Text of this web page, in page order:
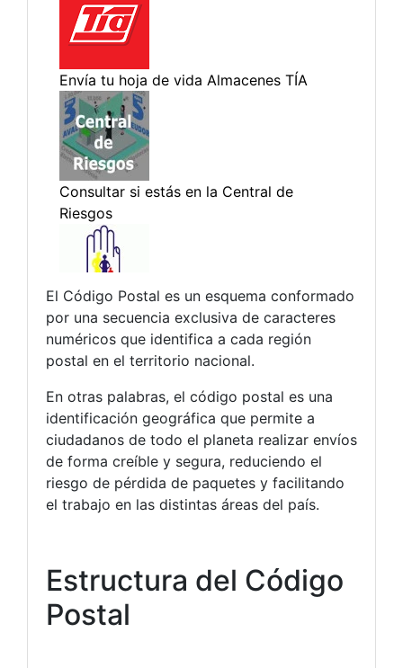
El Código Postal es un esquema conformado
por una secuencia exclusiva de caracteres
numéricos que identifica a cada región
postal en el territorio nacional.
En otras palabras, el código postal es una
identificación geográfica que permite a
ciudadanos de todo el planeta realizar envíos
de forma creíble y segura, reduciendo el
riesgo de pérdida de paquetes y facilitando
el trabajo en las distintas áreas del país.
Estructura del Código
Postal